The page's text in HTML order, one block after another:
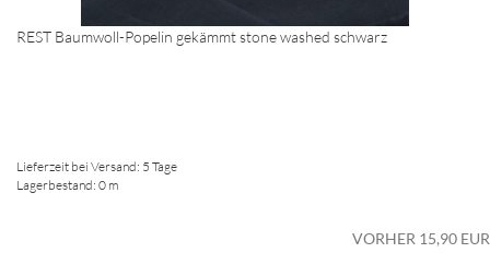
REST Baumwoll-Popelin gekämmt stone washed schwarz
Lieferzeit bei Versand: 5 Tage
Lagerbestand: 0 m
VORHER 15,90 EUR